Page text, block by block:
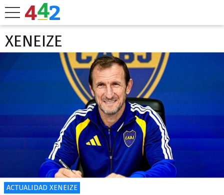
XENEIZE
ACTUALIDAD XENEIZE